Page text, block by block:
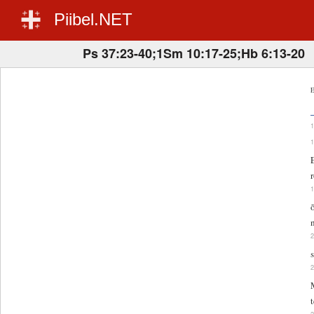
Piibel.NET
Ps 37:23-40;1Sm 10:17-25;Hb 6:13-20